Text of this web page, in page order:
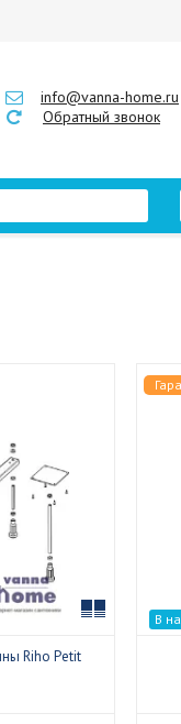
info@vanna-home.ru
Обратный звонок
Riho Petit
В